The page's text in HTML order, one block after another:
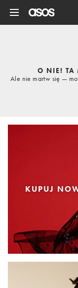
O NIE! TA
Ale nie martw się —
KUPUJ